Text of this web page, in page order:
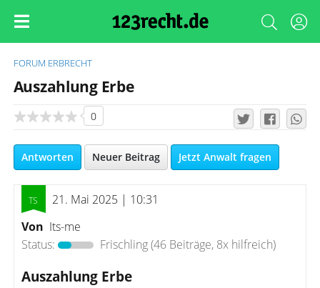
FORUM ERBRECHT
Auszahlung Erbe
0
Antworten Neuer Beitrag Jetzt Anwalt fragen
21. Mai 2025 | 10:31
Von Its-me
Status:
Frischling(46 Beiträge, 8x hilfreich)
Auszahlung Erbe